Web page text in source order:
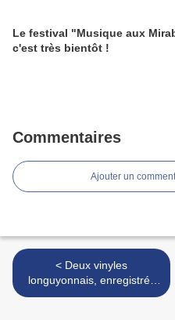
Le festival "Musique aux
c'est très bientôt !
Commentaires
Ajouter un
< Deux vinyles
longuyonnais, enregistrés
en 1972 et 1975